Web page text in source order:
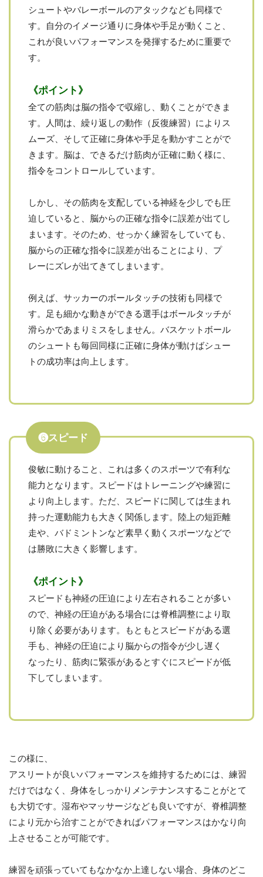
シュートやバレーボールのアタックなども同様で
す。自分のイメージ通りに身体や手足が動くこと、
これが良いパフォーマンスを発揮するために重要で
す。
《ポイント》
全ての筋肉は脳の指令で収縮し、動くことができま
す。人間は、繰り返しの動作（反復練習）によりス
ムーズ、そして正確に身体や手足を動かすことがで
きます。脳は、できるだけ筋肉が正確に動く様に、
指令をコントロールしています。
しかし、その筋肉を支配している神経を少しでも圧
迫していると、脳からの正確な指令に誤差が出てし
まいます。そのため、せっかく練習をしていても、
脳からの正確な指令に誤差が出ることにより、プ
レーにズレが出てきてしまいます。
例えば、サッカーのボールタッチの技術も同様で
す。足も細かな動きができる選手はボールタッチが
滑らかであまりミスをしません。バスケットボール
のシュートも毎回同様に正確に身体が動けばシュー
トの成功率は向上します。
❻スピード
俊敏に動けること、これは多くのスポーツで有利な
能力となります。スピードはトレーニングや練習に
より向上します。ただ、スピードに関しては生まれ
持った運動能力も大きく関係します。陸上の短距離
走や、バドミントンなど素早く動くスポーツなどで
は勝敗に大きく影響します。
《ポイント》
スピードも神経の圧迫により左右されることが多い
ので、神経の圧迫がある場合には脊椎調整により取
り除く必要があります。もともとスピードがある選
手も、神経の圧迫により脳からの指令が少し遅く
なったり、筋肉に緊張があるとすぐにスピードが低
下してしまいます。
この様に、
アスリートが良いパフォーマンスを維持するためには、練習
だけではなく、身体をしっかりメンテナンスすることがとて
も大切です。湿布やマッサージなども良いですが、脊椎調整
により元から治すことができればパフォーマンスはかなり向
上させることが可能です。
練習を頑張っていてもなかなか上達しない場合、身体のどこ